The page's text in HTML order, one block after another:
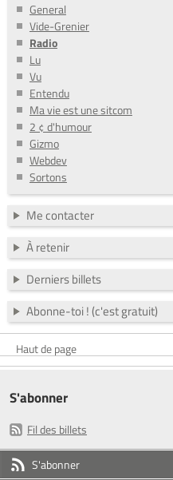
General
Vide-Grenier
Radio
Lu
Vu
Entendu
Ma vie est une sitcom
2 ¢ d'humour
Gizmo
Webdev
Sortons
Me contacter
À retenir
Derniers billets
Abonne-toi ! (c'est gratuit)
Haut de page
S'abonner
Fil des billets
S'abonner